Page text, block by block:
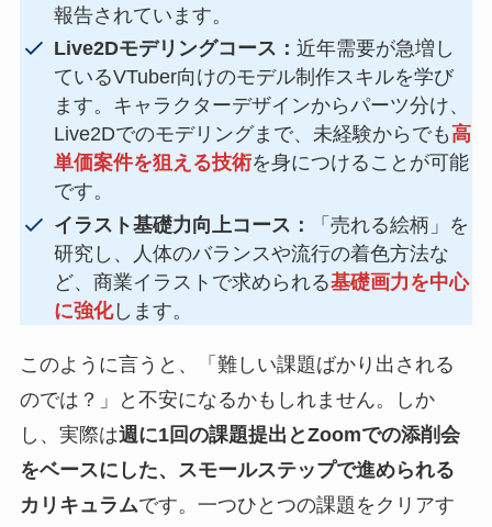
報告されています。
Live2Dモデリングコース：近年需要が急増し
ているVTuber向けのモデル制作スキルを学び
ます。キャラクターデザインからパーツ分け、
Live2Dでのモデリングまで、未経験からでも高
単価案件を狙える技術を身につけることが可能
です。
イラスト基礎力向上コース：
「売れる絵柄」を
研究し、人体のバランスや流行の着色方法な
ど、商業イラストで求められる基礎画力を中心
に強化します。
このように言うと、「難しい課題ばかり出される
のでは？」と不安になるかもしれません。しか
し、実際は週に1回の課題提出とZoomでの添削会
をベースにした、スモールステップで進められる
カリキュラムです。一つひとつの課題をクリアす